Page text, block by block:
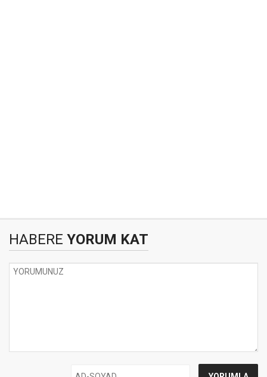
HABERE YORUM KAT